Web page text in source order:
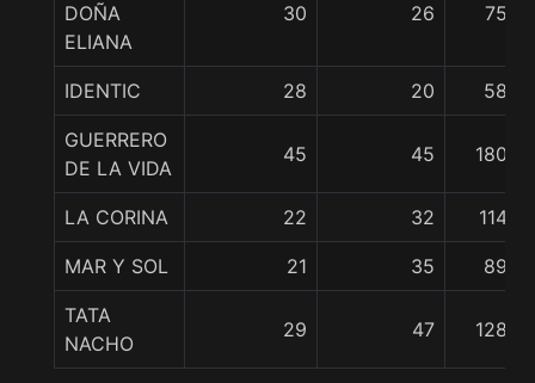
DOÑA
ELIANA
30 26 75
IDENTIC 28 20 58
GUERRERO
DE LA VIDA
45 45 180
LA CORINA 22 32 114
MAR Y SOL 21 35 89
TATA
NACHO
29 47 128